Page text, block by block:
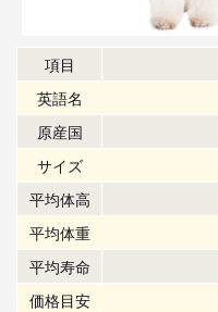
項目
英語名
原産国
サイズ
平均体高
平均体重
平均寿命
価格目安